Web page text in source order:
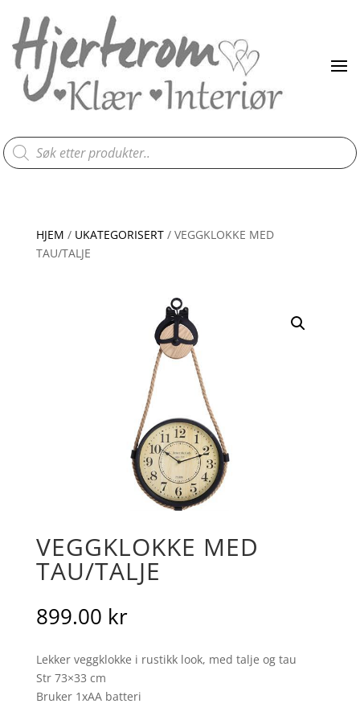
Products
search
HJEM / UKATEGORISERT/ VEGGKLOKKE MED
TAU/TALJE
VEGGKLOKKE MED
TAU/TALJE
899.00 kr
Lekker veggklokke i rustikk look, med talje og tau
Str 73×33 cm
Bruker 1xAA batteri